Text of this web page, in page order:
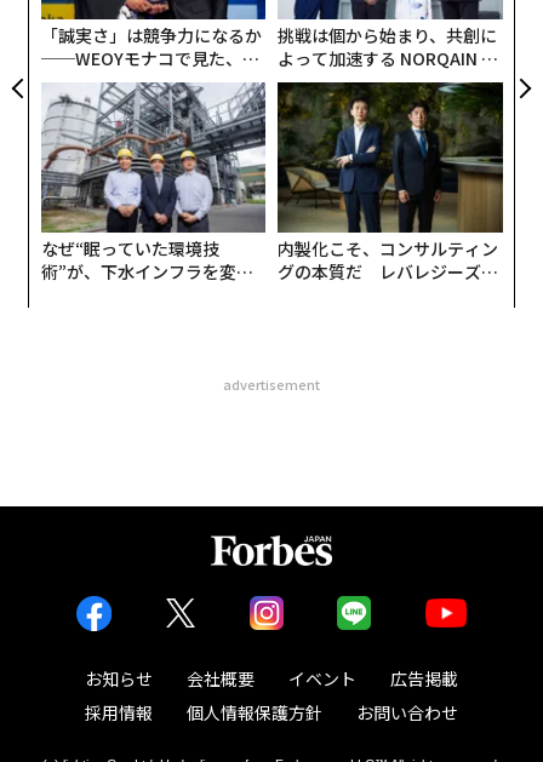
「誠実さ」は競争力になるか
──WEOYモナコで見た、く
ら寿司の経営哲学
挑戦は個から始まり、共創に
よって加速する NORQAIN JA
PAN 特別座談会
なぜ“眠っていた環境技
術”が、下水インフラを変え
内製化こそ、コンサルティン
グの本質だ レバレジーズが
advertisement
お知らせ 会社概要 イベント
広告掲載
採用情報
個人情報保護方針 お問い合わせ